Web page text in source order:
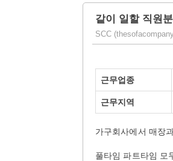
같이 일할 직원
SCC
근무업종
근무지역
가구회사에서 매장
풀타임 파트타임 모